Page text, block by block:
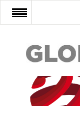
FŐOLDAL
AFRIKA